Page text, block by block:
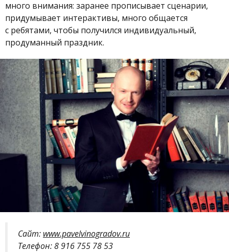
много внимания: заранее прописывает сценарии,
придумывает интерактивы, много общается
с ребятами, чтобы получился индивидуальный,
продуманный праздник.
Сайт: www.pavelvinogradov.ru
Телефон: 8 916 755 78 53